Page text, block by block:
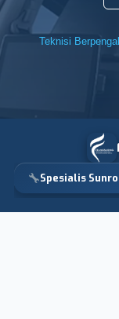
Teknisi
Spesialis